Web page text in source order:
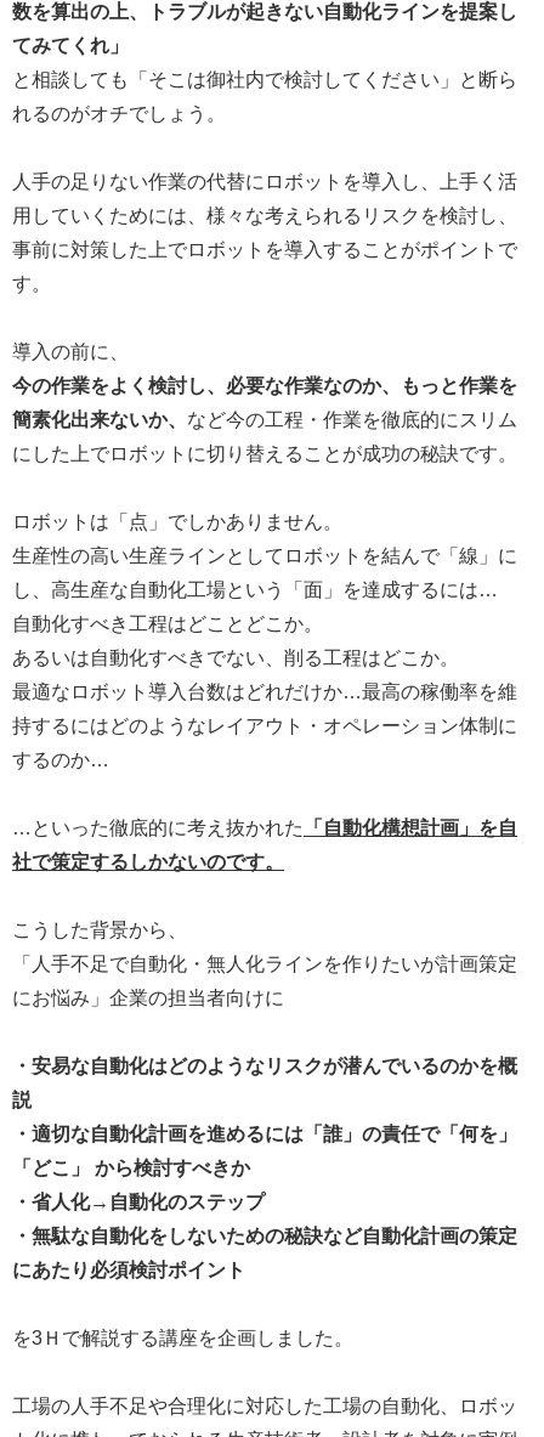
数を算出の上、トラブルが起きない自動化ラインを提案し
てみてくれ」
と相談しても「そこは御社内で検討してください」と断ら
れるのがオチでしょう。
人手の足りない作業の代替にロボットを導入し、上手く活
用していくためには、様々な考えられるリスクを検討し、
事前に対策した上でロボットを導入することがポイントで
す。
導入の前に、
今の作業をよく検討し、必要な作業なのか、もっと作業を
簡素化出来ないか、 など今の工程・作業を徹底的にスリム
にした上でロボットに切り替えることが成功の秘訣です。
ロボットは「点」でしかありません。
生産性の高い生産ラインとしてロボットを結んで「線」に
し、高生産な自動化工場という「面」を達成するには…
自動化すべき工程はどことどこか。
あるいは自動化すべきでない、削る工程はどこか。
最適なロボット導入台数はどれだけか…最高の稼働率を維
持するにはどのようなレイアウト・オペレーション体制に
するのか…
…といった徹底的に考え抜かれた
「自動化構想計画」を自
社で策定するしかないのです。
こうした背景から、
「人手不足で自動化・無人化ラインを作りたいが計画策定
にお悩み」企業の担当者向けに
・安易な自動化はどのようなリスクが潜んでいるのかを概
説
・適切な自動化計画を進めるには「誰」の責任で「何を」
「どこ」 から検討すべきか
・省人化→自動化のステップ
・無駄な自動化をしないための秘訣など自動化計画の策定
にあたり必須検討ポイント
を3Ｈで解説する講座を企画しました。
工場の人手不足や合理化に対応した工場の自動化、ロボッ